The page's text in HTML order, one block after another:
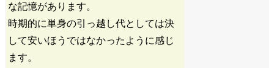
な記憶があります。
時期的に単身の引っ越し代としては決
して安いほうではなかったように感じ
ます。